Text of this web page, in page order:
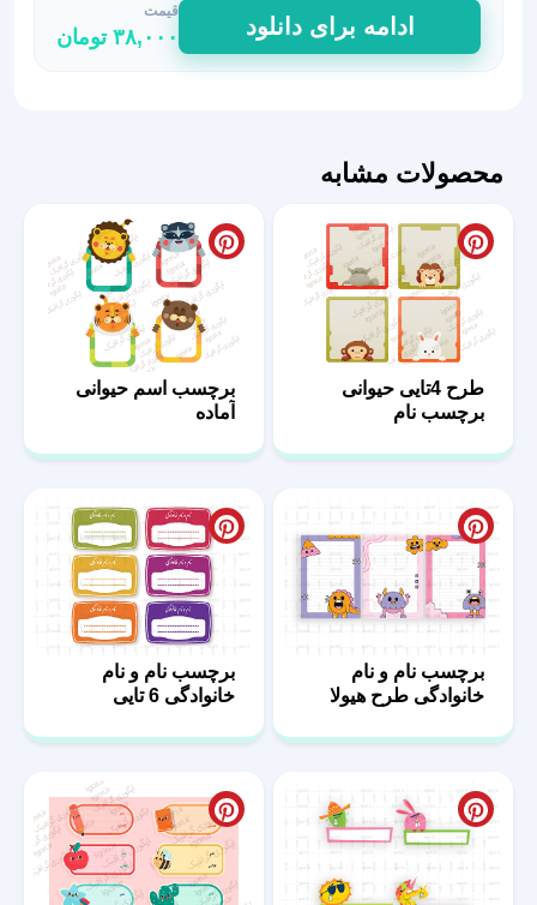
برچسب‌
نام
شخصی‌سازی
ادامه برای دانلود
قیمت
۳۸,۰۰۰ تومان
محصولات مشابه
طرح 4تایی حیوانی
برچسب نام
برچسب اسم حیوانی
آماده
برچسب نام و نام
خانوادگی طرح هیولا
برچسب نام و نام
خانوادگی 6 تایی